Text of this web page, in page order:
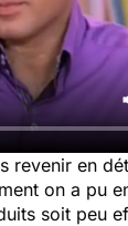
revenir en
on a pu
soit peu